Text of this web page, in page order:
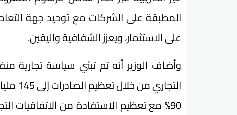
المطبقة على الشركات مع توحيد جهة
على الاستثمار، ويعزز الشفافية واليقين.
وأضاف الوزير أنه تم تبنّي سياسة
90% مع تعظيم الاستفادة من الاتفاقيات